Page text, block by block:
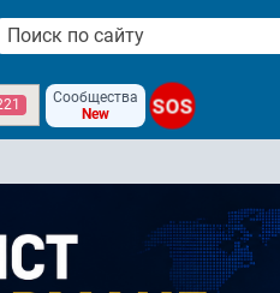
Сообщества
New
SOS